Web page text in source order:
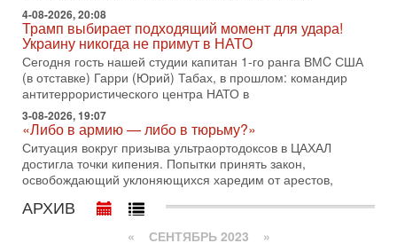
Трамп взбешен атакой на базы! Иран играет с огнем.
Израиль меняет курс
В эфире телеканала ITON-TV политолог Цви Маген,
дипломат, в прошлом - старший офицер военной разведки
АМАН, глава спецслужбы "Натив", ‎Чрезвычайный и
29-07-2026, 15:31
Иран готовит наземное вторжение. Израиль
повышает готовность. Развязка все ближе!
В эфире телеканала ITON-TV Григорий Тамар, офицер
ЦАХАЛа в отставке, писатель, журналист, военный историк.
Ведет программу Александр Гур-Арье.
29-07-2026, 11:48
Соцработники выходит на "тропу войны" с местными
4-08-2026, 20:08
Трамп выбирает подходящий момент для удара!
Украину никогда не примут в НАТО
Сегодня гость нашей студии капитан 1-го ранга ВМC США
(в отставке) Гарри (Юрий) Табах, в прошлом: командир
антитеррористического центра НАТО в
3-08-2026, 19:07
«Либо в армию — либо в тюрьму?»
Ситуация вокруг призыва ультраортодоксов в ЦАХАЛ
достигла точки кипения. Попытки принять закон,
освобождающий уклоняющихся харедим от арестов,
АРХИВ
« СЕНТЯБРЬ 2023 »